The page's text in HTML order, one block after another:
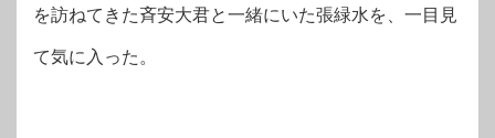
を訪ねてきた斉安大君と一緒にいた張緑水を、一目見
て気に入った。